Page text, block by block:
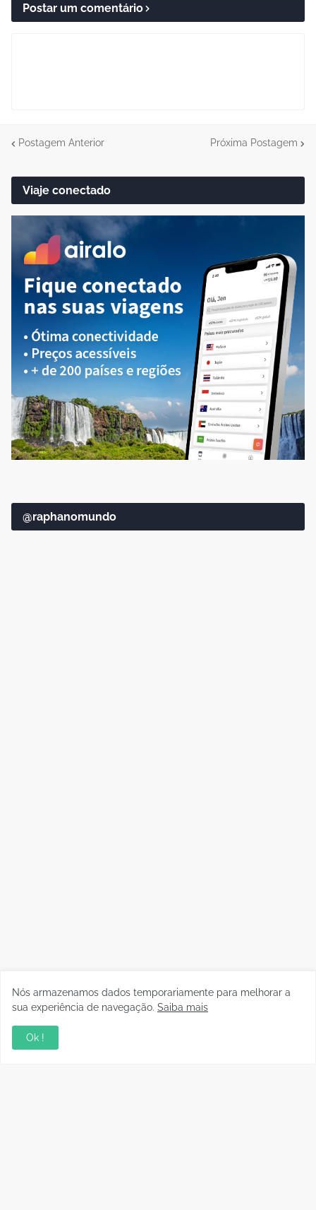
Postar um comentário
Postagem Anterior Próxima Postagem
Viaje conectado
@raphanomundo
Nós armazenamos dados temporariamente para melhorar a
sua experiência de navegação. Saiba mais
Ok !